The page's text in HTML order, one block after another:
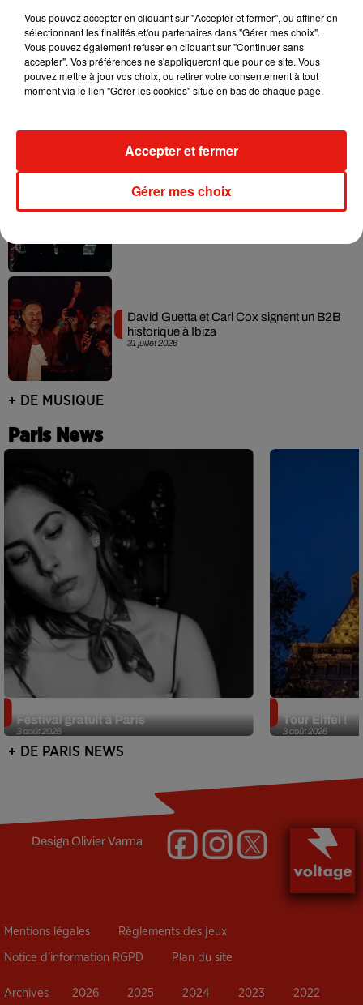
6 août 2026
Fred again.. et Latin Mafia dévoilent enfin
Swedish House Mafia et Lykke Li
31 juillet 2026
David Guetta et Carl Cox signent un B2B
historique à Ibiza
+ DE MUSIQUE
Paris News
3 août 2026
Festival gratuit à Paris
3 août 2026
Tour Eiffel !
+ DE PARIS NEWS
DesignOlivier Varma
Mentions légales Règlements des jeux
Notice d’information RGPD Plan du site
Archives 2026 2025 2024 2023 2022
Vous pouvez accepter en cliquant sur "Accepter et fermer", ou affiner en
sélectionnant les finalités et/ou partenaires dans "Gérer mes choix".
Vous pouvez également refuser en cliquant sur "Continuer sans
accepter". Vos préférences ne s'appliqueront que pour ce site. Vous
pouvez mettre à jour vos choix, ou retirer votre consentement à tout
moment via le lien "Gérer les cookies" situé en bas de chaque page.
Gérer mes choix
Accepter et fermer